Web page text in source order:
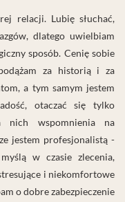
relacji. Lubię słuchać,
dlatego uwielbiam
sposób. Cenię sobie
za historią i za
a tym samym jestem
otaczać się tylko
nich wspomnienia na
jestem profesjonalistą -
w czasie zlecenia,
i niekomfortowe
o dobre zabezpieczenie